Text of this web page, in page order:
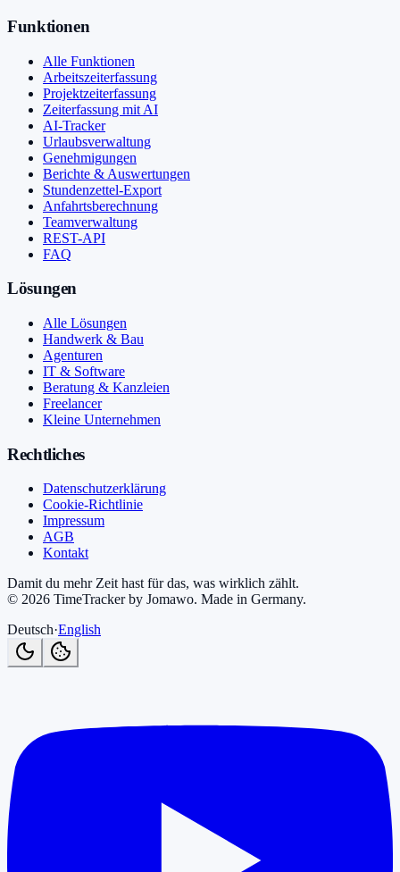
Funktionen
Alle Funktionen
Arbeitszeiterfassung
Projektzeiterfassung
Zeiterfassung mit AI
AI-Tracker
Urlaubsverwaltung
Genehmigungen
Berichte & Auswertungen
Stundenzettel-Export
Anfahrtsberechnung
Teamverwaltung
REST-API
FAQ
Lösungen
Alle Lösungen
Handwerk & Bau
Agenturen
IT & Software
Beratung & Kanzleien
Freelancer
Kleine Unternehmen
Rechtliches
Datenschutzerklärung
Cookie-Richtlinie
Impressum
AGB
Kontakt
Damit du mehr Zeit hast für das, was wirklich zählt.
© 2026 TimeTracker by Jomawo. Made in Germany.
Deutsch·English